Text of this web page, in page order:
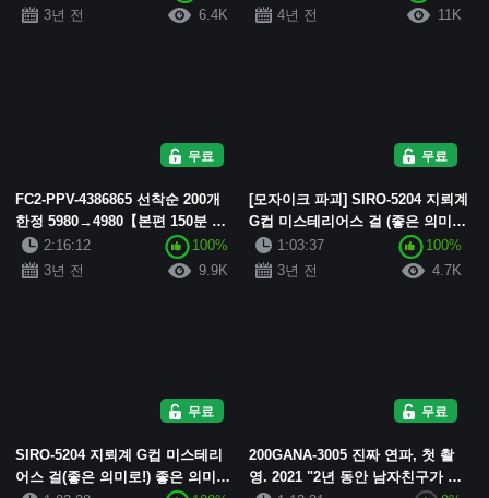
H에 호기심 가득! 소프트부의 건강
3년 전
6.4K
리를 빼앗긴 성욕이 있는 사랑하는
4년 전
11K
무료
FC2-PPV-4386865 선착순 200개
한정 5980→4980【본편 150분 이
상】【집에 잠입】Gカップ神スタ
イル美女が彼氏と同棲している愛
2:16:12
100%
3년 전
9.9K
무료
[모자이크 파괴] SIRO-5204 지뢰계
G컵 미스테리어스 걸 (좋은 의미
로!) 좋은 의미로! 여자들은 속박감
이 강한 남자친구가 있으면 놀고
1:03:37
100%
3년 전
4.7K
무료
SIRO-5204 지뢰계 G컵 미스테리
어스 걸(좋은 의미로!) 좋은 의미로!
무료
200GANA-3005 진짜 연파, 첫 촬
영. 2021 "2년 동안 남자친구가 없